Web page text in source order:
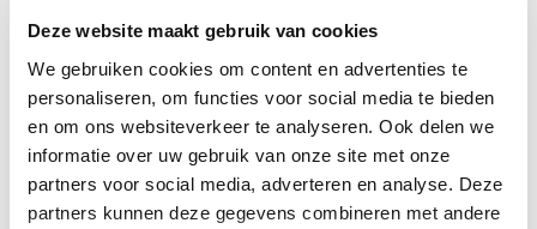
Deze website maakt gebruik van cookies
We gebruiken cookies om content en advertenties te
personaliseren, om functies voor social media te bieden
en om ons websiteverkeer te analyseren. Ook delen we
informatie over uw gebruik van onze site met onze
partners voor social media, adverteren en analyse. Deze
partners kunnen deze gegevens combineren met andere